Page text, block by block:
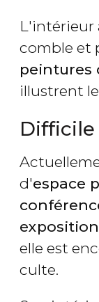
L'intérieur
comble et
peintures
illustrent
d'espace
elle est
culte.